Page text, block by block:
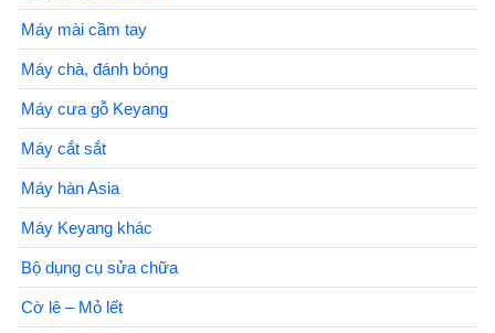
Máy mài cầm tay
Máy chà, đánh bóng
Máy cưa gỗ Keyang
Máy cắt sắt
Máy hàn Asia
Máy Keyang khác
Bộ dụng cụ sửa chữa
Cờ lê – Mỏ lết